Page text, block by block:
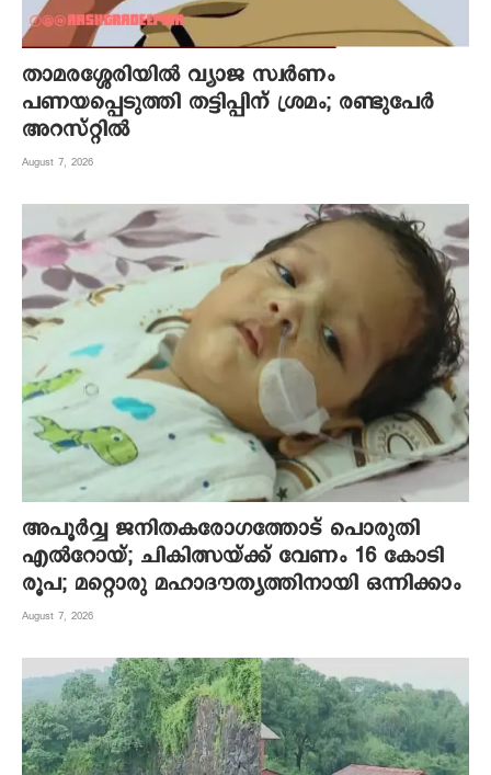
താമരശ്ശേരിയിൽ വ്യാജ സ്വർണം
പണയപ്പെടുത്തി തട്ടിപ്പിന് ശ്രമം; രണ്ടുപേർ
അറസ്റ്റിൽ
August 7, 2026
അപൂര്‍വ്വ ജനിതകരോഗത്തോട് പൊരുതി
എല്‍റോയ്; ചികിത്സയ്ക്ക് വേണം 16 കോടി
രൂപ; മറ്റൊരു മഹാദൗത്യത്തിനായി ഒന്നിക്കാം
August 7, 2026